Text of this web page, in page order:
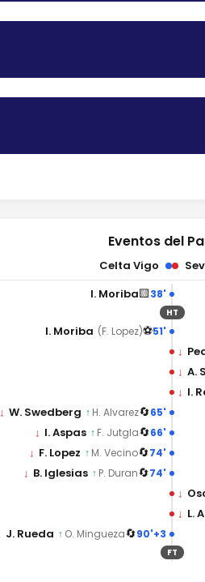
Eventos del
Celta Vigo
38'
🟨
I. Moriba
HT
51'
⚽
I. Moriba (F. Lopez)
↓
↓ A.
↓ I.
65'
🔄
↓ W. Swedberg ↑ H. Alvarez
66'
🔄
↓ I. Aspas ↑ F. Jutgla
74'
🔄
↓ F. Lopez ↑ M. Vecino
74'
🔄
↓ B. Iglesias ↑ P. Duran
↓
↓ L.
90'+3
🔄
J. Rueda ↑ O. Mingueza
FT